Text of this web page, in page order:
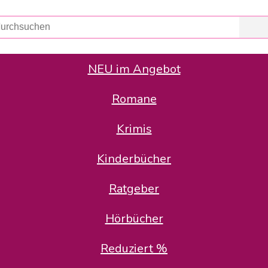
NEU im Angebot
Romane
Krimis
Kinderbücher
Ratgeber
Hörbücher
Reduziert %
Avus Buch & Medien GmbH
zurück: Karl-Otto Binder übernimmt die
welche die AVUS langfristig begleiten
in der Schanzenstr. 13, 51063 Köln und führt dort den
Rufnummern und E-Mail- Adressen erreichbar.